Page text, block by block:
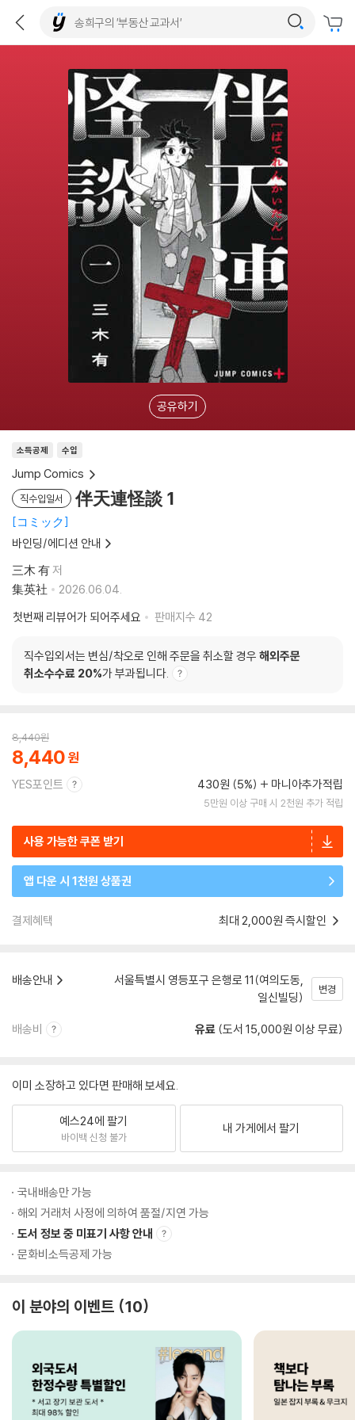
공유하기
소득공제 수입
Jump Comics
직수입일서 伴天連怪談 1
コミック
바인딩/에디션 안내
三木 有저
集英社
2026.06.04.
첫번째 리뷰어가 되어주세요
판매지수 42
직수입외서는 변심/착오로 인해 주문을 취소할 경우 해외주문
취소수수료 20%가 부과됩니다.
8,440원
8,440
YES포인트 430원 (5%) 마니아추가적립
5만원 이상 구매 시 2천원 추가 적립
사용 가능한 쿠폰 받기
앱 다운 시 1천원 상품권
결제혜택 최대 2,000원 즉시할인
배송안내
서울특별시 영등포구 은행로 11(여의도동,
일신빌딩)
변경
배송비 유료 (도서 15,000원 이상 무료)
이미 소장하고 있다면 판매해 보세요.
예스24에 팔기
바이백 신청 불가
내 가게에서 팔기
국내배송만 가능
해외 거래처 사정에 의하여 품절/지연 가능
도서 정보 중 미표기 사항 안내
문화비소득공제 가능
이 분야의 이벤트 10